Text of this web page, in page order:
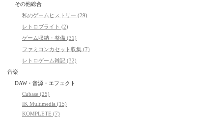
その他総合
私のゲームヒストリー (29)
レトロブライト (2)
ゲーム収納・整備 (31)
ファミコンカセット収集 (7)
レトロゲーム雑記 (32)
音楽
DAW・音源・エフェクト
Cubase (25)
IK Multimedia (15)
KOMPLETE (7)